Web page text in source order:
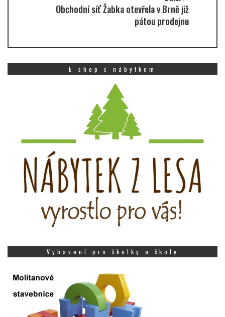
Obchodní síť Žabka otevřela v Brně již
pátou prodejnu
E-shop s nábytkem
Vybavení pro školky a školy